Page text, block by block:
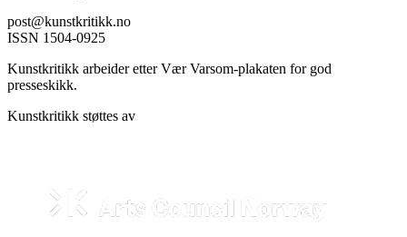
post@kunstkritikk.no
ISSN 1504-0925
Kunstkritikk arbeider etter Vær Varsom-plakaten for god
presseskikk.
Kunstkritikk støttes av